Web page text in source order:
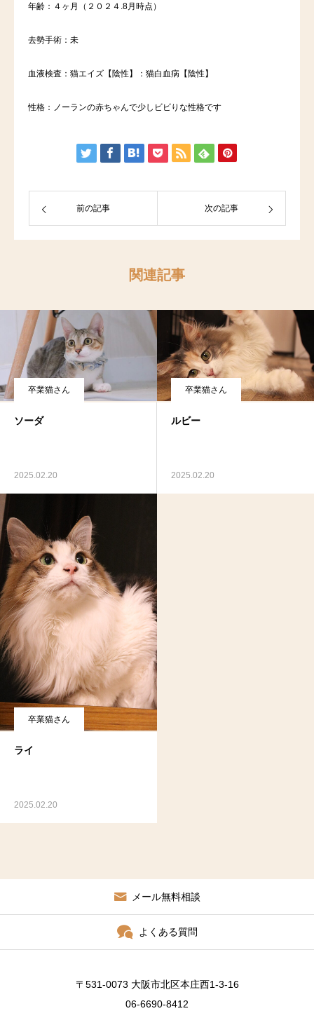
年齢：４ヶ月（２０２４.8月時点）
去勢手術：未
血液検査：猫エイズ【陰性】：猫白血病【陰性】
性格：ノーランの赤ちゃんで少しビビりな性格です
前の記事 次の記事
関連記事
卒業猫さん
ソーダ
2025.02.20
卒業猫さん
ルビー
2025.02.20
卒業猫さん
ライ
2025.02.20
メール無料相談
よくある質問
〒531-0073 大阪市北区本庄西1-3-16
06-6690-8412